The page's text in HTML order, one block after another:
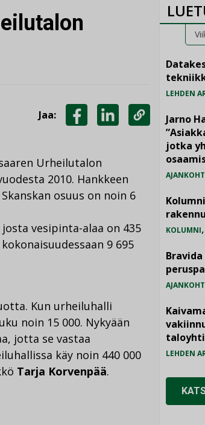
Jaa:
LINKEDINISSÄ
KOPIOI
LINKKI
Urheilutalon
2010. Hankkeen
osuus on noin 6
vesipinta-alaa on 435
9 695
Kun urheiluhalli
noin 15 000. Nykyään
jotta se vastaa
käy noin 440 000
Tarja Korvenpää.
LEHDEN
Jarno
jotka
KOLUMNI,
LEHDEN